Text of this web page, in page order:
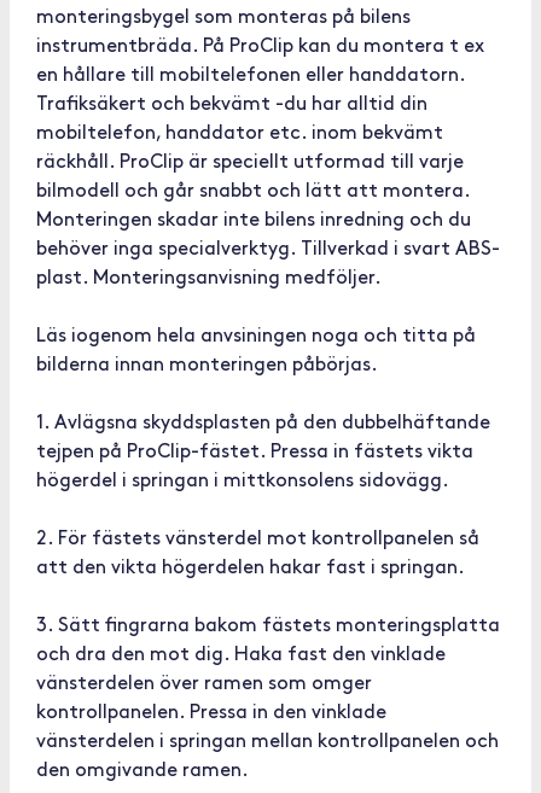
monteringsbygel som monteras på bilens
instrumentbräda. På ProClip kan du montera t ex
en hållare till mobiltelefonen eller handdatorn.
Trafiksäkert och bekvämt -du har alltid din
mobiltelefon, handdator etc. inom bekvämt
räckhåll. ProClip är speciellt utformad till varje
bilmodell och går snabbt och lätt att montera.
Monteringen skadar inte bilens inredning och du
behöver inga specialverktyg. Tillverkad i svart ABS-
plast. Monteringsanvisning medföljer.
Läs iogenom hela anvsiningen noga och titta på
bilderna innan monteringen påbörjas.
1. Avlägsna skyddsplasten på den dubbelhäftande
tejpen på ProClip-fästet. Pressa in fästets vikta
högerdel i springan i mittkonsolens sidovägg.
2. För fästets vänsterdel mot kontrollpanelen så
att den vikta högerdelen hakar fast i springan.
3. Sätt fingrarna bakom fästets monteringsplatta
och dra den mot dig. Haka fast den vinklade
vänsterdelen över ramen som omger
kontrollpanelen. Pressa in den vinklade
vänsterdelen i springan mellan kontrollpanelen och
den omgivande ramen.